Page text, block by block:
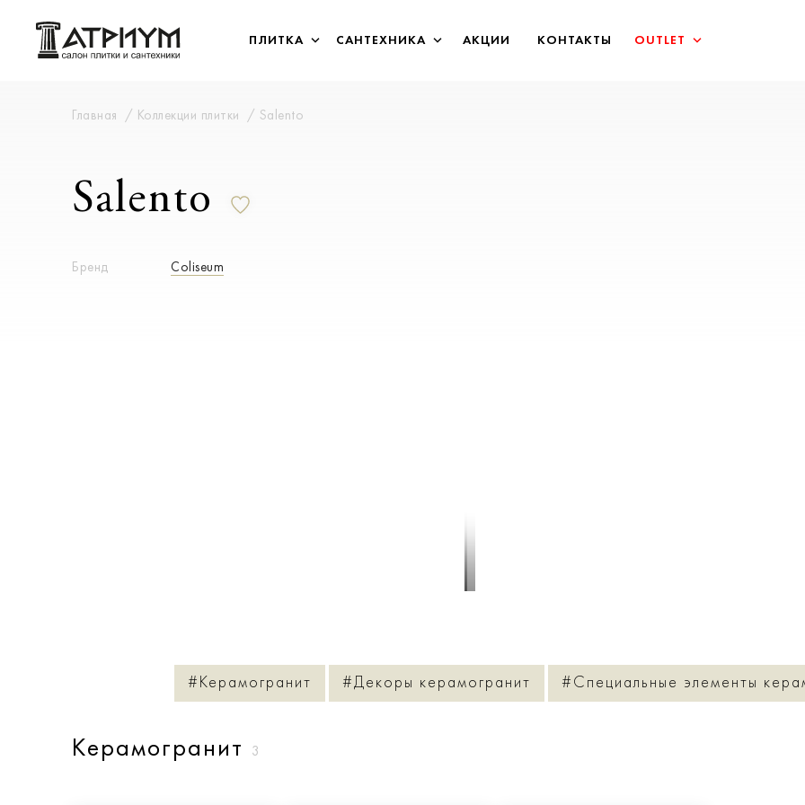
ПЛИТКА САНТЕХНИКА АКЦИИ КОНТАКТЫ OUTLET
Главная Коллекции плитки Salento
Salento
Бренд Coliseum
#Керамогранит #Декоры керамогранит #Cпециальные элементы
Керамогранит 3